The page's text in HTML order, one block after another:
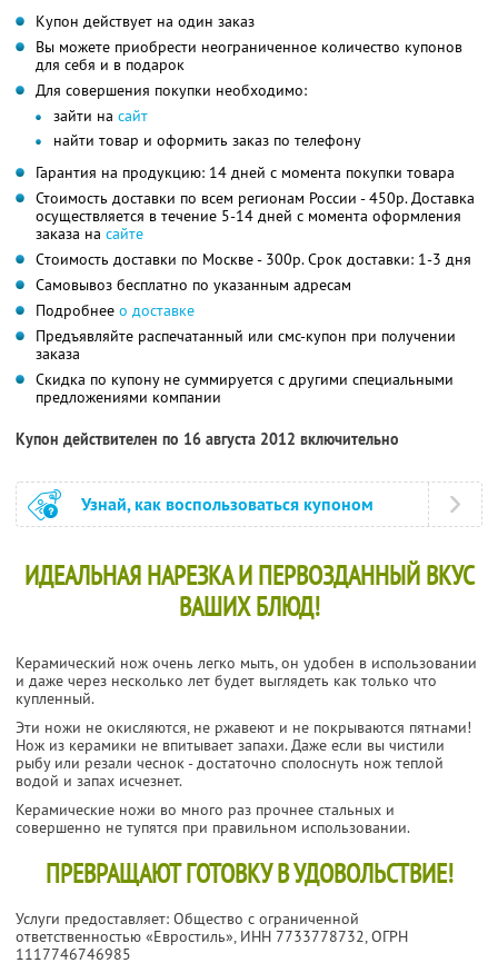
Купон действует на один заказ
Вы можете приобрести неограниченное количество купонов
для себя и в подарок
Для совершения покупки необходимо:
зайти на сайт
найти товар и оформить заказ по телефону
Гарантия на продукцию: 14 дней с момента покупки товара
Стоимость доставки по всем регионам России - 450р. Доставка
осуществляется в течение 5-14 дней с момента оформления
заказа на сайте
Cтоимость доставки по Москве - 300р. Срок доставки: 1-3 дня
Самовывоз бесплатно по указанным адресам
Подробнее о доставке
Предъявляйте распечатанный или смс-купон при получении
заказа
Скидка по купону не суммируется с другими специальными
предложениями компании
Купон действителен по 16 августа 2012 включительно
Узнай, как воспользоваться купоном
ИДЕАЛЬНАЯ НАРЕЗКА И ПЕРВОЗДАННЫЙ ВКУС
ВАШИХ БЛЮД!
Керамический нож очень легко мыть, он удобен в использовании
и даже через несколько лет будет выглядеть как только что
купленный.
Эти ножи не окисляются, не ржавеют и не покрываются пятнами!
Нож из керамики не впитывает запахи. Даже если вы чистили
рыбу или резали чеснок - достаточно сполоснуть нож теплой
водой и запах исчезнет.
Керамические ножи во много раз прочнее стальных и
совершенно не тупятся при правильном использовании.
ПРЕВРАЩАЮТ ГОТОВКУ В УДОВОЛЬСТВИЕ!
Услуги предоставляет: Общество с ограниченной
ответственностью «Евростиль», ИНН 7733778732, ОГРН
1117746746985